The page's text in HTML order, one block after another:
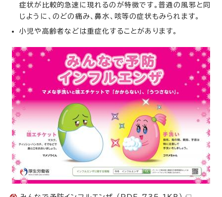
症状が比較的急速に現れるのが特徴です。普通の風邪と同
じように、のどの痛み、鼻水、咳等の症状もみられます。
小児や高齢者などは重症化することがあります。